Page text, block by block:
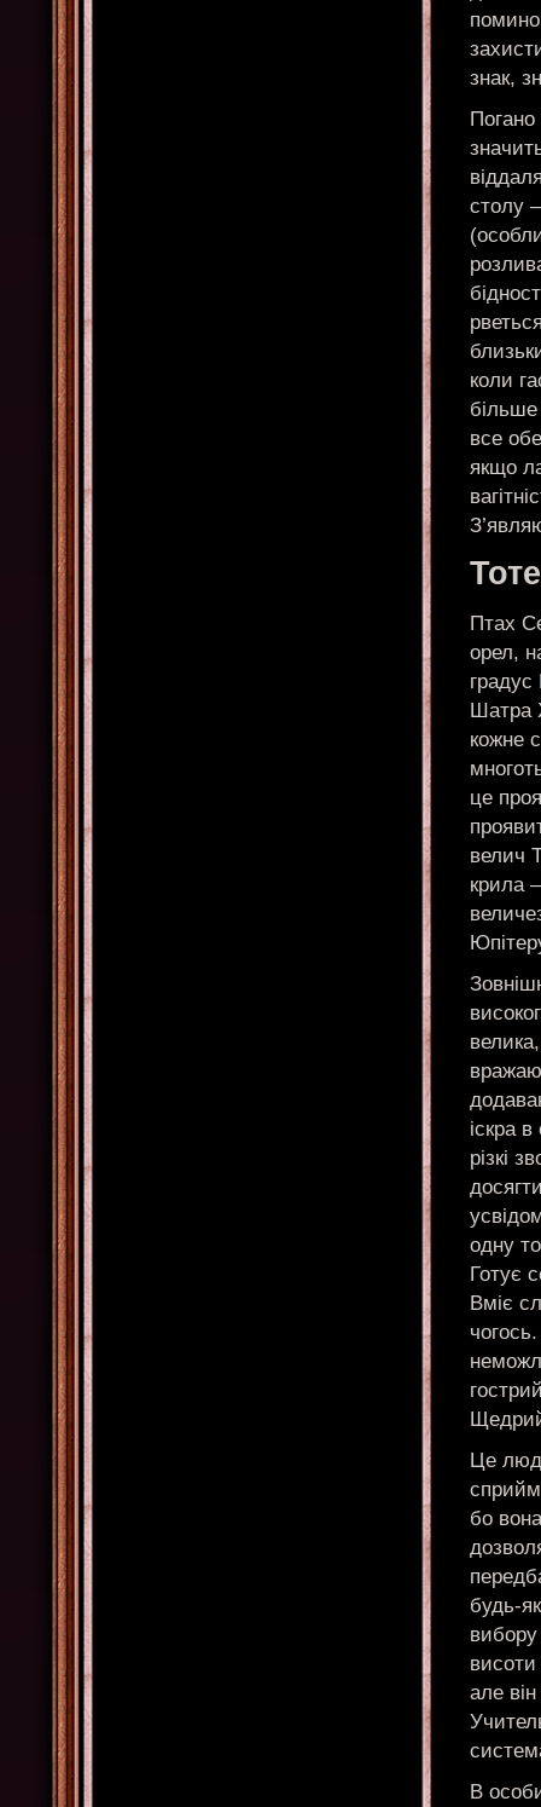
знак,
Погано
столу
коли
все
якщо
Птах
орел,
Шатра
кожне
це
велич
крила
іскра
різкі
одну
Готує
Вміє
Це
бо
будь-
але
В